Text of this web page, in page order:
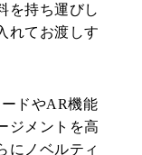
を持ち運びし
れてお渡しす
ドやAR機能
ジメントを高
にノベルティ